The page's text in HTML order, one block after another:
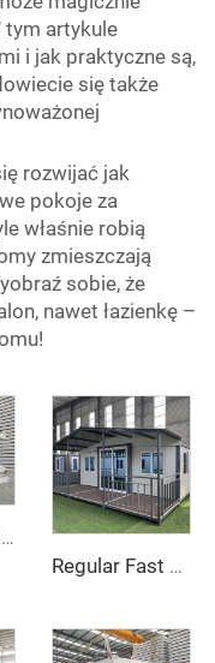
tym artykule
i jak praktyczne są,
się także
rozwijać jak
pokoje za
właśnie robią
zmieszczają
sobie, że
nawet łazienkę –
Wysokiej jakości składany, odłączany dom mobilny typu Z, prefabrykowane domy w płaskich paczkach, składany dom kontenerowy do biura obozu górniczego
Regular Fast Expand Chińskie domy kontenerowe prefabrykowane o wysokiej jakości 20/40 stóp Nowoczesny rozszerzalny dom kontenerowy z łazienką